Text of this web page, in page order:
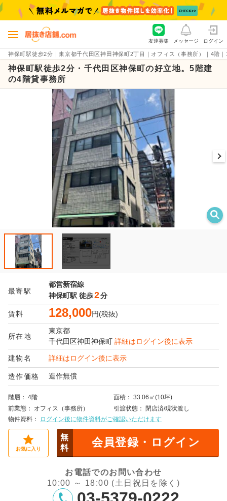
神保町駅徒歩2分｜東京都千代田区神田神保町2丁目｜オフィス（事務所）｜4階
友達募集 メッセージ ログイン
神保町駅徒歩2分・千代田区神保町の好立地。5階建
の4階貸事務所
最寄駅
都営新宿線
神保町駅 徒歩2分
賃料 128,000円(税抜)
所在地
東京都
千代田区神田神保町 詳細はログイン後に表示
建物名 詳細はログイン後に表示
造作価格 造作無償
階層 4階 面積
33.06㎡(10坪)
前業態
オフィス（事務所） 引渡状態
閉店済/現状渡し
物件資料
ログイン後に物件資料がご確認いただけます
お気に入り
無
料
会員登録・ログイン
お電話でのお問い合わせ
10:00 ～ 18:00 (土日祝日を除く)